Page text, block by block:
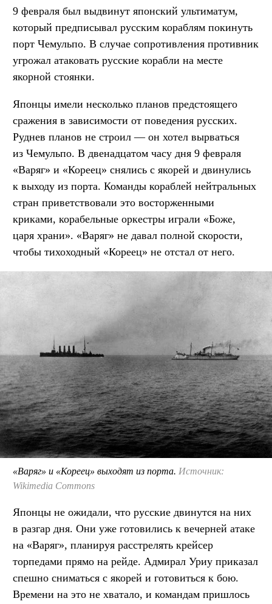
9 февраля был выдвинут японский ультиматум,
который предписывал русским кораблям покинуть
порт Чемульпо. В случае сопротивления противник
угрожал атаковать русские корабли на месте
якорной стоянки.
Японцы имели несколько планов предстоящего
сражения в зависимости от поведения русских.
Руднев планов не строил — он хотел вырваться
из Чемульпо. В двенадцатом часу дня 9 февраля
«Варяг» и «Кореец» снялись с якорей и двинулись
к выходу из порта. Команды кораблей нейтральных
стран приветствовали это восторженными
криками, корабельные оркестры играли «Боже,
царя храни». «Варяг» не давал полной скорости,
чтобы тихоходный «Кореец» не отстал от него.
«Варяг» и «Кореец» выходят из порта. Источник:
Wikimedia Commons
Японцы не ожидали, что русские двинутся на них
в разгар дня. Они уже готовились к вечерней атаке
на «Варяг», планируя расстрелять крейсер
торпедами прямо на рейде. Адмирал Уриу приказал
спешно сниматься с якорей и готовиться к бою.
Времени на это не хватало, и командам пришлось